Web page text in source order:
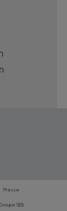
Presse
SEB